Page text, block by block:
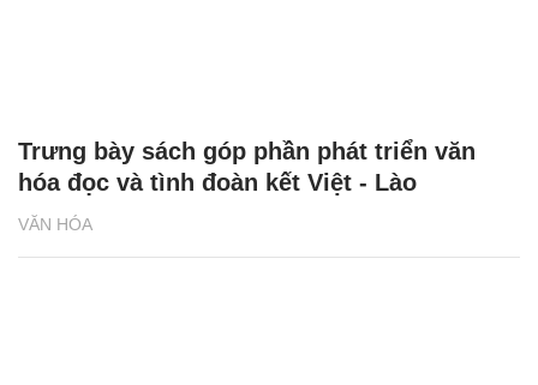
VĂN HÓA
Trưng bày sách góp phần phát triển văn
hóa đọc và tình đoàn kết Việt - Lào